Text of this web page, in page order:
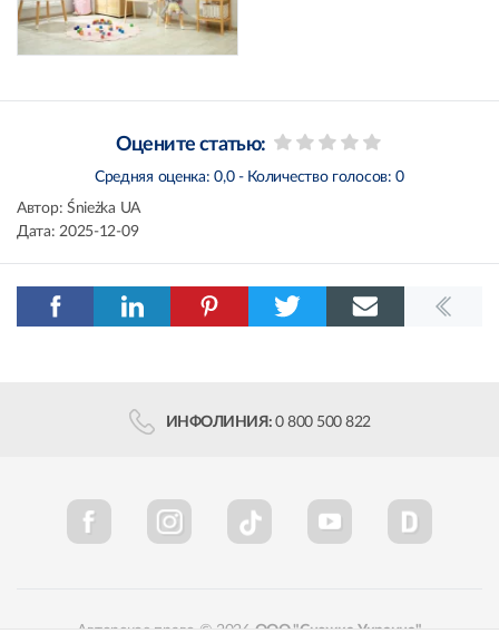
Оцените статью:
Средняя оценка:0,0- Количество голосов:0
Автор: Śnieżka UA
Дата:2025-12-09
ИНФОЛИНИЯ: 0 800 500 822
Авторское право © 2026ООО "Снежка-Украина"